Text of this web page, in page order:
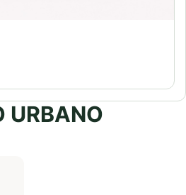
URBANO